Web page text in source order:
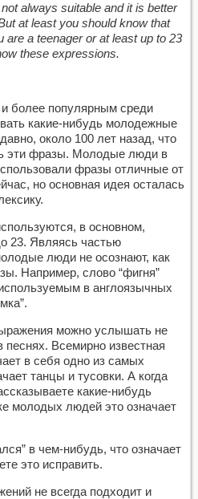
always suitable and it is better
at least you should know that
a teenager or at least up to 23
these expressions.
более популярным среди
какие-нибудь молодежные
около 100 лет назад, что
эти фразы. Молодые люди в
фразы отличные от
но основная идея осталась
в основном,
23. Являясь частью
люди не осознают, как
Например, слово “фигня”
в англоязычных
можно услышать не
Всемирно известная
в себя одно из самых
танцы и тусовки. А когда
какие-нибудь
молодых людей это означает
в чем-нибудь, что означает
это исправить.
не всегда подходит и